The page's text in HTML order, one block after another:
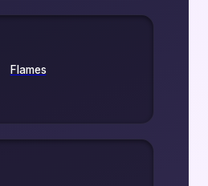
Flames